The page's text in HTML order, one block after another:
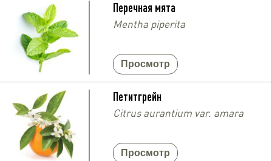
Перечная мята
Mentha piperita
Просмотр
Петитгрейн
Citrus aurantium var. amara
Просмотр